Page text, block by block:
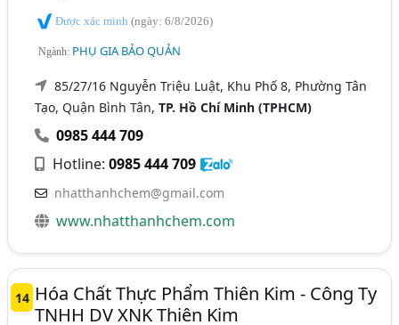
Được xác minh(ngày: 6/8/2026)
Ngành: PHỤ GIA BẢO QUẢN
85/27/16 Nguyễn Triệu Luật, Khu Phố 8, Phường Tân
Tạo, Quận Bình Tân,TP. Hồ Chí Minh (TPHCM)
0985 444 709
Hotline:0985 444 709
nhatthanhchem@gmail.com
www.nhatthanhchem.com
14 Hóa Chất Thực Phẩm Thiên Kim - Công Ty
TNHH DV XNK Thiên Kim